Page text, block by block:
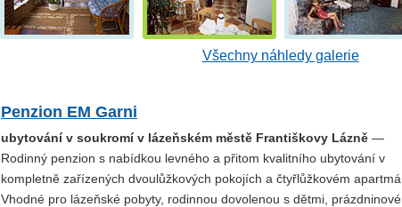
Všechny náhledy galerie
Penzion EM Garni
ubytování v soukromí v lázeňském městě Františkovy Lázně —
Rodinný penzion s nabídkou levného a přitom kvalitního ubytování v
kompletně zařízených dvoulůžkových pokojích a čtyřlůžkovém apartmá.
Vhodné pro lázeňské pobyty, rodinnou dovolenou s dětmi, prázdninové,